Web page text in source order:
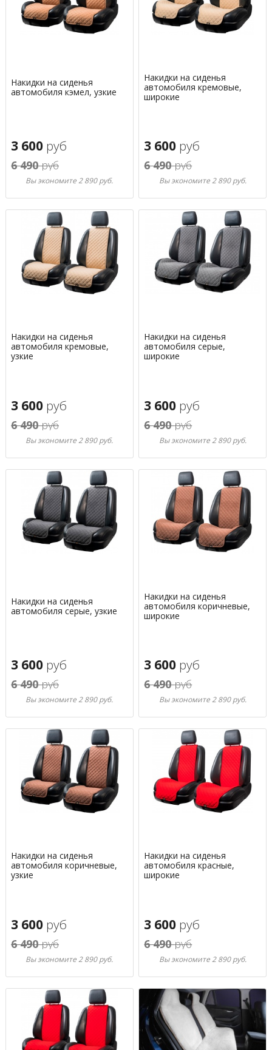
Накидки на сиденья
автомобиля кэмел, узкие
3 600 руб
6 490руб
Вы экономите 2 890 руб.
Накидки на сиденья
автомобиля кремовые,
широкие
3 600 руб
6 490руб
Вы экономите 2 890 руб.
Накидки на сиденья
автомобиля кремовые,
узкие
3 600 руб
6 490руб
Вы экономите 2 890 руб.
Накидки на сиденья
автомобиля серые,
широкие
3 600 руб
6 490руб
Вы экономите 2 890 руб.
Накидки на сиденья
автомобиля серые, узкие
3 600 руб
6 490руб
Вы экономите 2 890 руб.
Накидки на сиденья
автомобиля коричневые,
широкие
3 600 руб
6 490руб
Вы экономите 2 890 руб.
Накидки на сиденья
автомобиля коричневые,
узкие
3 600 руб
6 490руб
Вы экономите 2 890 руб.
Накидки на сиденья
автомобиля красные,
широкие
3 600 руб
6 490руб
Вы экономите 2 890 руб.